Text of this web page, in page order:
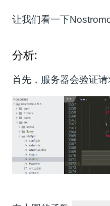
让我们看一下
分析:
首先，服务器会验证请